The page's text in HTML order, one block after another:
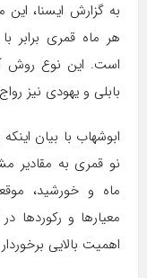
به گزارش ایسنا، این
هر ماه قمری برابر
است. این نوع روش
بابلی و یهودی نیز
ابوشهاب با بیان
نو قمری به مقادیر
ماه و خورشید،
اهمیت بالایی